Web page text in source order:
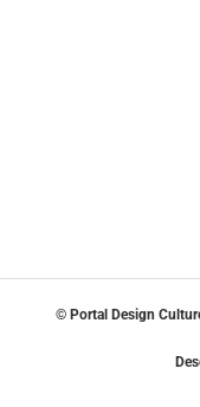
© Portal Design